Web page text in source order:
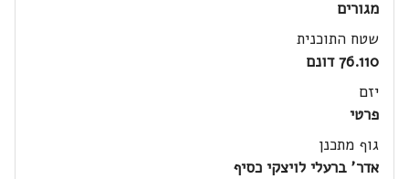
מגורים
שטח התוכנית
76.110 דונם
יזם
פרטי
גוף מתכנן
אדר' ברעלי לויצקי כסיף